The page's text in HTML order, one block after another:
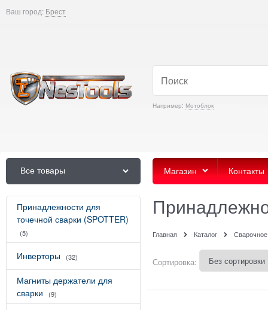
Ваш город: Брест
Например: Мотоблок
Все товары Магазин Контакты
Принадлежности для
точечной сварки (SPOTTER)
(5)
Инверторы (32)
Магниты держатели для
сварки
(9)
Главная Каталог
Сортировка: